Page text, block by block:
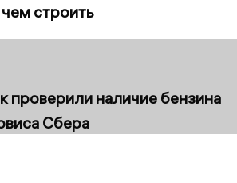
строить
проверили наличие бензина
Сбера